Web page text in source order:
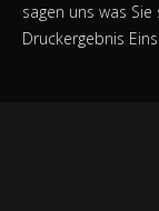
sagen uns was
Druckergebnis